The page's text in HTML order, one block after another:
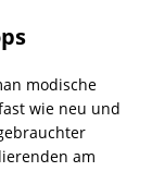
modische
wie neu und
am